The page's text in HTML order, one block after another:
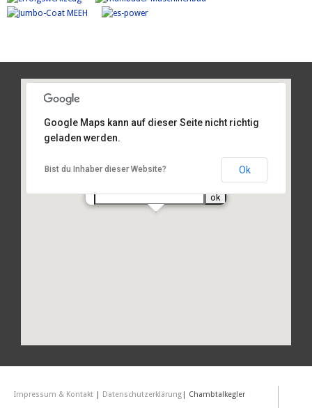
Am Sportplatz 2, 93486 Runding
von Ihrer Adresse:
Google Maps kann auf dieser Seite nicht richtig
geladen werden.
Bist du Inhaber dieser Website? Ok
Impressum & Kontakt | Datenschutzerklärung | Chambtalkegler